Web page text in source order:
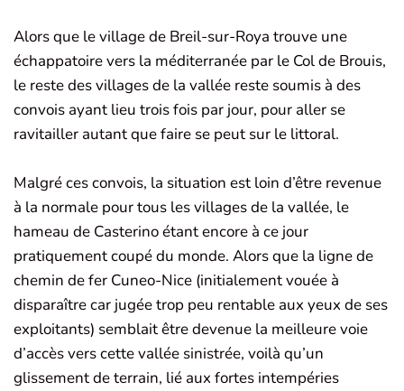
Alors que le village de Breil-sur-Roya trouve une
échappatoire vers la méditerranée par le Col de Brouis,
le reste des villages de la vallée reste soumis à des
convois ayant lieu trois fois par jour, pour aller se
ravitailler autant que faire se peut sur le littoral.
Malgré ces convois, la situation est loin d’être revenue
à la normale pour tous les villages de la vallée, le
hameau de Casterino étant encore à ce jour
pratiquement coupé du monde. Alors que la ligne de
chemin de fer Cuneo-Nice (initialement vouée à
disparaître car jugée trop peu rentable aux yeux de ses
exploitants) semblait être devenue la meilleure voie
d’accès vers cette vallée sinistrée, voilà qu’un
glissement de terrain, lié aux fortes intempéries